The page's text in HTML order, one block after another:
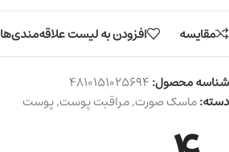
مقایسه افزودن به لیست علاقه‌مندی‌ها
شناسه محصول:4810151025694
دسته:ماسک صورت,مراقبت پوست,پوست